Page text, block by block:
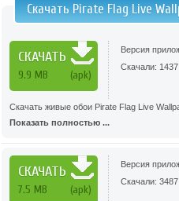
Скачать Pirate Flag Live
СКАЧАТЬ
9.9 MB (apk)
Версия
Скачали: 1437
Скачать живые обои Pirate Flag Live
Показать полностью ...
СКАЧАТЬ
7.5 MB (apk)
Версия
Скачали: 3487